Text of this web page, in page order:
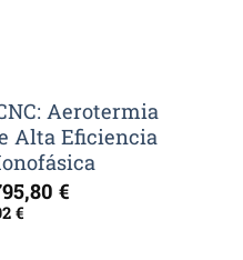
Aerotermia
Alta Eficiencia
€
€